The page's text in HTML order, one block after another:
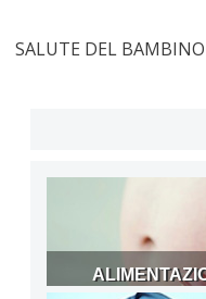
SALUTE DEL BAMBINO